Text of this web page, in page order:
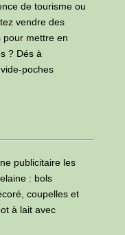
de tourisme ou
vendre des
pour mettre en
? Dés à
poches
publicitaire les
: bols
coupelles et
à lait avec